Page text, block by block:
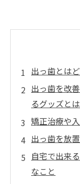
出っ歯とは
出っ歯を改
るグッズと
矯正治療や
出っ歯を放
自宅で出来
なこと